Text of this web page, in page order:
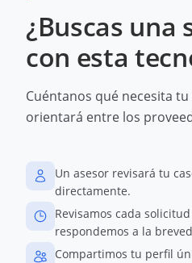
¿Buscas una
con esta
Cuéntanos qué necesita
orientará entre los
Un asesor revisará tu
directamente.
Revisamos cada
respondemos a la
Compartimos tu perfil